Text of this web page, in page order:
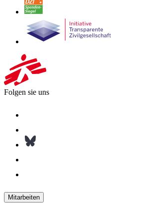
Folgen sie uns
Mitarbeiten